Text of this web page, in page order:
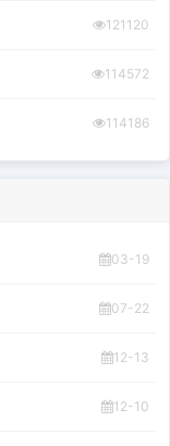
121120
114572
114186
03-19
07-22
12-13
12-10